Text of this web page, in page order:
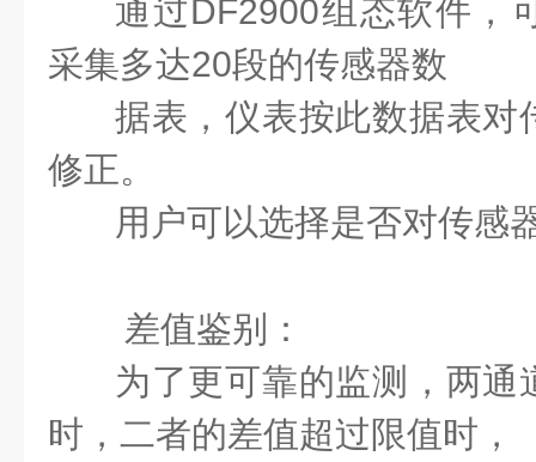
通过DF2900组态软件，
采集多达20段的传感器数
据表，仪表按此数据表对
修正。
用户可以选择是否对传感
差值鉴别：
为了更可靠的监测，两通
时，二者的差值超过限值时，